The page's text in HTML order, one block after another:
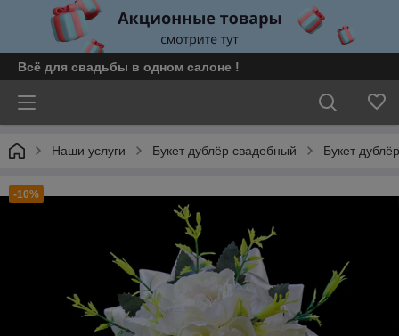
Всё для свадьбы в одном салоне !
Наши услуги Букет дублёр свадебный Букет
-10%